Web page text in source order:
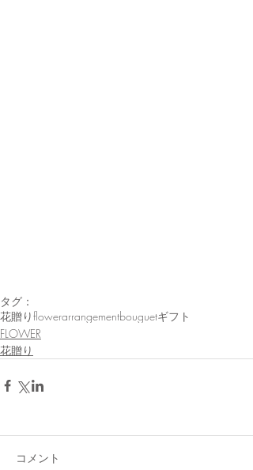
タグ：
花贈りflowerarrangementbouguetギフト
FLOWER
花贈り
コメント